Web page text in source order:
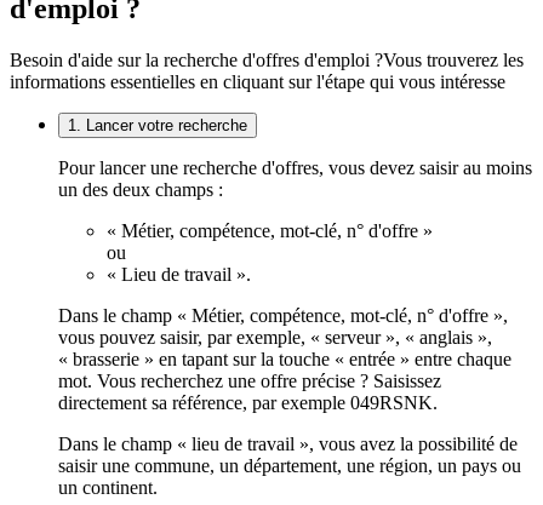
d'emploi ?
Besoin d'aide sur la recherche d'offres d'emploi ?Vous trouverez les
informations essentielles en cliquant sur l'étape qui vous intéresse
1. Lancer votre recherche
Pour lancer une recherche d'offres, vous devez saisir au moins
un des deux champs :
« Métier, compétence, mot-clé, n° d'offre »
ou
« Lieu de travail ».
Dans le champ « Métier, compétence, mot-clé, n° d'offre »,
vous pouvez saisir, par exemple, « serveur », « anglais »,
« brasserie » en tapant sur la touche « entrée » entre chaque
mot. Vous recherchez une offre précise ? Saisissez
directement sa référence, par exemple 049RSNK.
Dans le champ « lieu de travail », vous avez la possibilité de
saisir une commune, un département, une région, un pays ou
un continent.